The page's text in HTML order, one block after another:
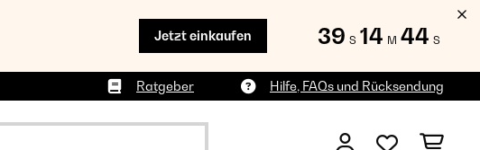
Jetzt einkaufen 39 S 14 M 43 S
Ratgeber Hilfe, FAQs und Rücksendung